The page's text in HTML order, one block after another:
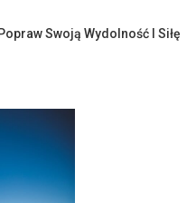
Swoją Wydolność I Siłę